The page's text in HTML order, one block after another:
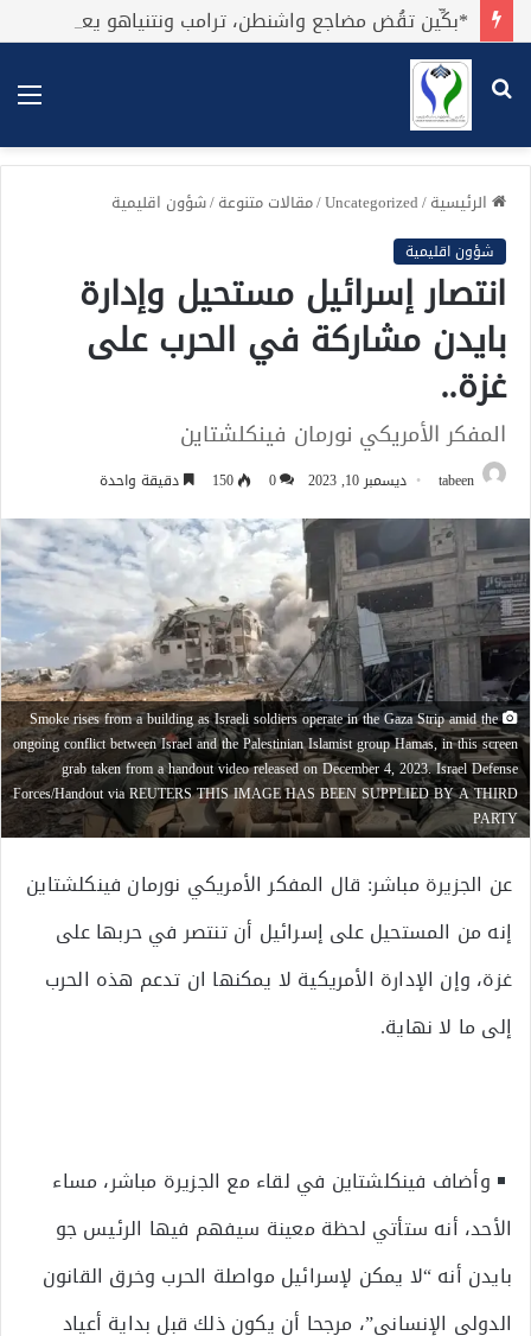
بحث
عن
الرئيسية/
Uncategorized
/مقالات متنوعة/شؤون اقليمية
شؤون اقليمية
انتصار إسرائيل مستحيل وإدارة
بايدن مشاركة في الحرب على
غزة..
المفكر الأمريكي نورمان فينكلشتاين
tabeen ديسمبر 10, 2023 0
150 دقيقة واحدة
Smoke rises from a building as Israeli soldiers operate in the Gaza Strip amid the
ongoing conflict between Israel and the Palestinian Islamist group Hamas, in this screen
grab taken from a handout video released on December 4, 2023. Israel Defense
Forces/Handout via REUTERS THIS IMAGE HAS BEEN SUPPLIED BY A THIRD
PARTY
عن الجزيرة مباشر: قال المفكر الأمريكي نورمان فينكلشتاين
إنه من المستحيل على إسرائيل أن تنتصر في حربها على
غزة، وإن الإدارة الأمريكية لا يمكنها ان تدعم هذه الحرب
إلى ما لا نهاية.
وأضاف فينكلشتاين في لقاء مع الجزيرة مباشر، مساء
الأحد، أنه ستأتي لحظة معينة سيفهم فيها الرئيس جو
بايدن أنه “لا يمكن لإسرائيل مواصلة الحرب وخرق القانون
الدولي الإنساني”، مرجحا أن يكون ذلك قبل بداية أعياد